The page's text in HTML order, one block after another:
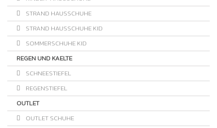
STRAND HAUSSCHUHE
STRAND HAUSSCHUHE KID
SOMMERSCHUHE KID
REGEN UND KAELTE
SCHNEESTIEFEL
REGENSTIEFEL
OUTLET
OUTLET SCHUHE